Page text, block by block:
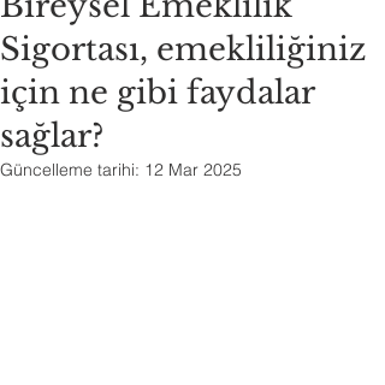
Sigortası, emekliliğiniz
için ne gibi faydalar
sağlar?
Güncelleme tarihi: 12 Mar 2025